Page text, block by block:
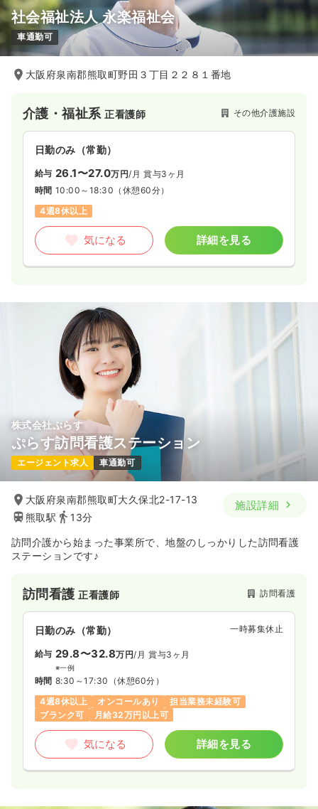
社会福祉法人 永楽福祉会
車通勤可
大阪府泉南郡熊取町野田３丁目２２８１番地
介護・福祉系正看護師 その他介護施設
日勤のみ（常勤）
給与 26.1〜27.0万円/月 賞与3ヶ月
時間 10:00～18:30 （休憩60分）
4週8休以上
気になる 詳細を見る
株式会社ぷらす
ぷらす訪問看護ステーション
エージェント求人 車通勤可
大阪府泉南郡熊取町大久保北2-17-13
熊取駅
13分
施設詳細
訪問介護から始まった事業所で、地盤のしっかりした訪問看護
ステーションです♪
訪問看護正看護師 訪問看護
日勤のみ（常勤） 一時募集休止
給与 29.8〜32.8万円/月 賞与3ヶ月
※一例
時間 8:30～17:30 （休憩60分）
4週8休以上
オンコールあり
担当業務未経験可
ブランク可
月給32万円以上可
気になる 詳細を見る